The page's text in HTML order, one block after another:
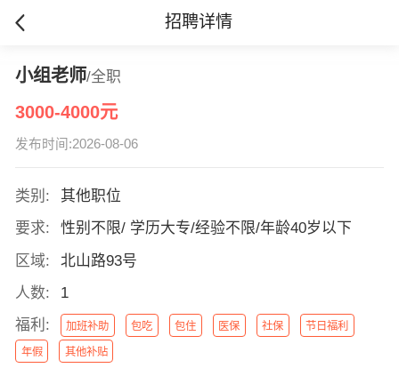
招聘详情
小组老师/全职
3000-4000元
发布时间:2026-08-06
类别:
其他职位
要求:
性别不限/ 学历大专/经验不限/年龄40岁以下
区域:
北山路93号
人数:
1
福利:
加班补助 包吃 包住 医保 社保 节日福利
年假 其他补贴